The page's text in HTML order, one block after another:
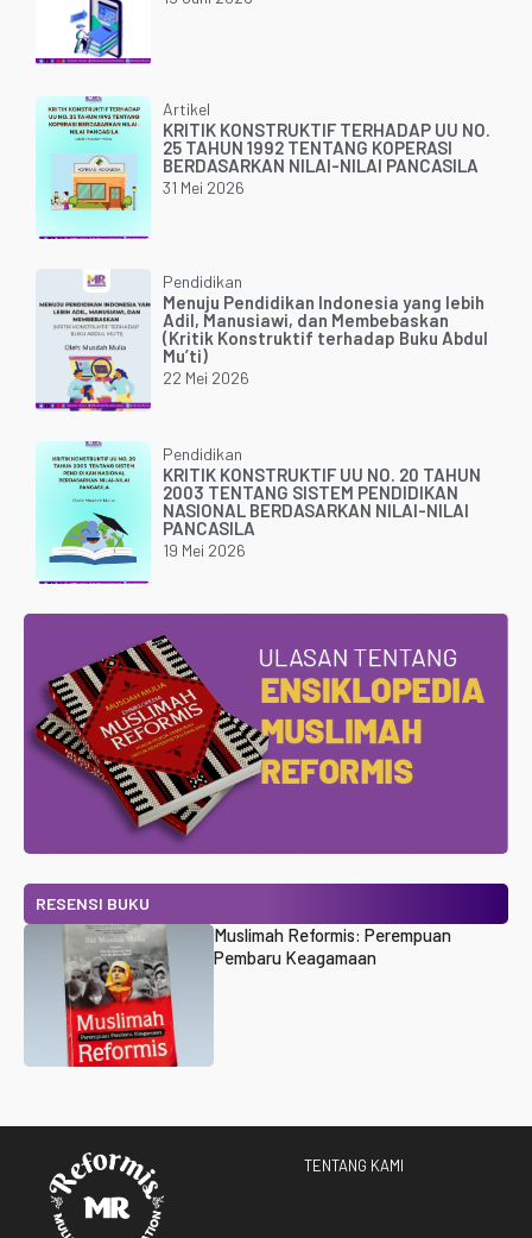
Artikel
KRITIK KONSTRUKTIF TERHADAP UU NO.
25 TAHUN 1992 TENTANG KOPERASI
BERDASARKAN NILAI-NILAI PANCASILA
31 Mei 2026
Pendidikan
Menuju Pendidikan Indonesia yang lebih
Adil, Manusiawi, dan Membebaskan
(Kritik Konstruktif terhadap Buku Abdul
Mu’ti)
22 Mei 2026
Pendidikan
KRITIK KONSTRUKTIF UU NO. 20 TAHUN
2003 TENTANG SISTEM PENDIDIKAN
NASIONAL BERDASARKAN NILAI-NILAI
PANCASILA
19 Mei 2026
RESENSI BUKU
Muslimah Reformis: Perempuan
Pembaru Keagamaan
TENTANG KAMI